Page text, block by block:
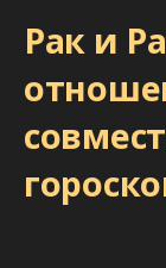
Рак и